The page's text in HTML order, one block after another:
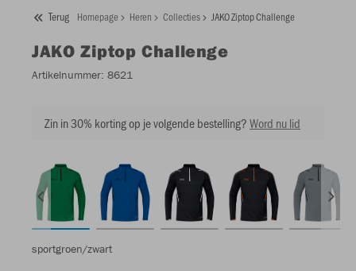
Terug Homepage Heren Collecties JAKO Ziptop Challenge
JAKO Ziptop Challenge
Artikelnummer: 8621
Zin in 30% korting op je volgende bestelling?Word nu lid
sportgroen/zwart